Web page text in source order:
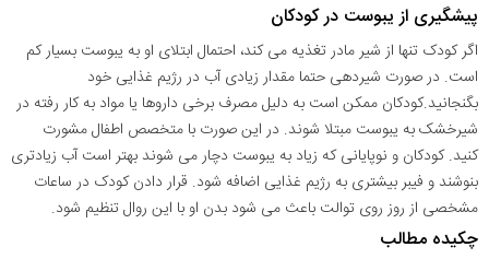
پیشگیری از یبوست در کودکان
اگر کودک تنها از شیر مادر تغذیه می کند، احتمال ابتلای او به یبوست بسیار کم
است. در صورت شیردهی حتما مقدار زیادی آب در رژیم غذایی خود
بگنجانید.کودکان ممکن است به دلیل مصرف برخی داروها یا مواد به کار رفته در
شیرخشک به یبوست مبتلا شوند. در این صورت با متخصص اطفال مشورت
کنید. کودکان و نوپایانی که زیاد به یبوست دچار می شوند بهتر است آب زیادتری
بنوشند و فیبر بیشتری به رژیم غذایی اضافه شود. قرار دادن کودک در ساعات
مشخصی از روز روی توالت باعث می شود بدن او با این روال تنظیم شود.
چکیده مطالب